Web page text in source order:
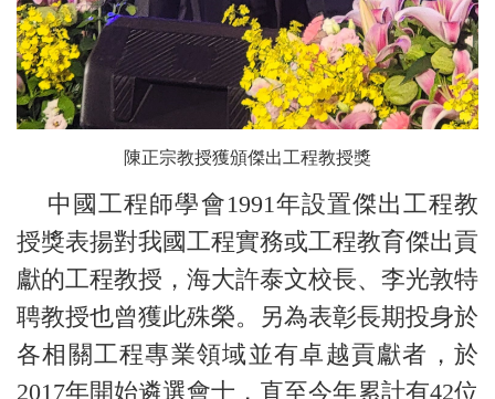
陳正宗教授獲頒傑出工程教授獎
中國工程師學會1991年設置傑出工程教
授獎表揚對我國工程實務或工程教育傑出貢
獻的工程教授，海大許泰文校長、李光敦特
聘教授也曾獲此殊榮。另為表彰長期投身於
各相關工程專業領域並有卓越貢獻者，於
2017年開始遴選會士，直至今年累計有42位